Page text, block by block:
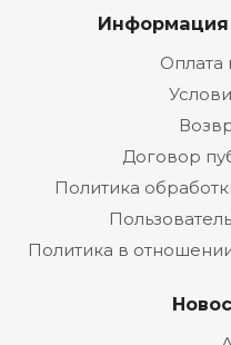
Информация
Оплата
Договор
Политика
Политика в